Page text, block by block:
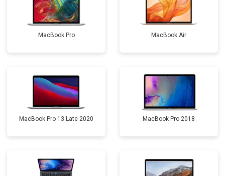
MacBook Pro MacBook Air
MacBook Pro 13 Late 2020 MacBook Pro 2018